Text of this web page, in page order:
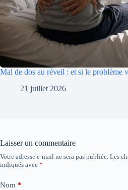
Mal de dos au réveil : et si le problème
21 juillet 2026
Laisser un commentaire
Votre adresse e-mail ne sera pas publiée. Les
indiqués avec *
Nom *